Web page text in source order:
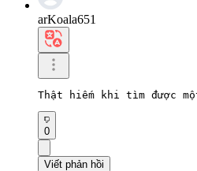
arKoala651
Thật hiếm khi tìm được
0
Viết phản hồi